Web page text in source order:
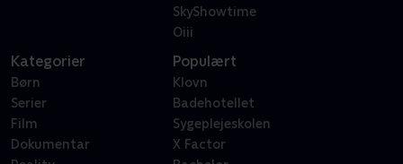
SkyShowtime
Oiii
Kategorier
Børn
Serier
Film
Dokumentar
Populært
Klovn
Badehotellet
Sygeplejeskolen
X Factor